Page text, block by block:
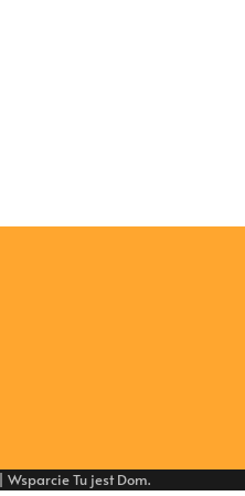
| WsparcieTu jest Dom.